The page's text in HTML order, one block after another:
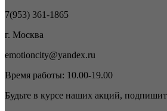
7(953) 361-1865
г. Москва
emotioncity@yandex.ru
Время работы: 10.00-19.00
Будьте в курсе наших акций,